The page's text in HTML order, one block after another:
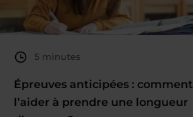
5 minutes
Épreuves anticipées : comment
l’aider à prendre une longueur